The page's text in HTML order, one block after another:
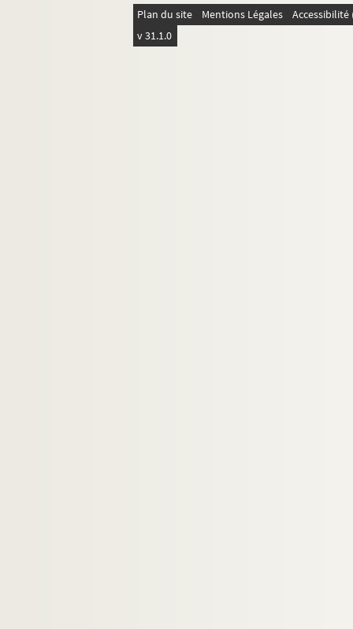
Plan du site Mentions Légales
v 31.1.0